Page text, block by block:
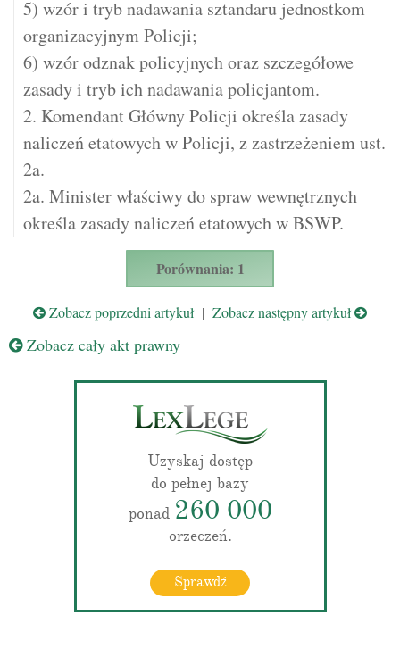
5) wzór i tryb nadawania sztandaru jednostkom
organizacyjnym Policji;
6) wzór odznak policyjnych oraz szczegółowe
zasady i tryb ich nadawania policjantom.
2. Komendant Główny Policji określa zasady
naliczeń etatowych w Policji, z zastrzeżeniem ust.
2a.
2a. Minister właściwy do spraw wewnętrznych
określa zasady naliczeń etatowych w BSWP.
Porównania: 1
Zobacz poprzedni artykuł | Zobacz następny artykuł
Zobacz cały akt prawny
Uzyskaj dostęp
do pełnej bazy
ponad 260 000
orzeczeń.
Sprawdź